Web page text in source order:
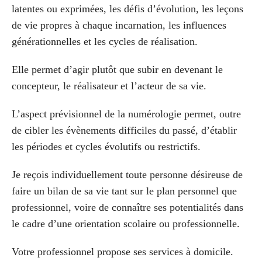
latentes ou exprimées, les défis d’évolution, les leçons
de vie propres à chaque incarnation, les influences
générationnelles et les cycles de réalisation.
Elle permet d’agir plutôt que subir en devenant le
concepteur, le réalisateur et l’acteur de sa vie.
L’aspect prévisionnel de la numérologie permet, outre
de cibler les évènements difficiles du passé, d’établir
les périodes et cycles évolutifs ou restrictifs.
Je reçois individuellement toute personne désireuse de
faire un bilan de sa vie tant sur le plan personnel que
professionnel, voire de connaître ses potentialités dans
le cadre d’une orientation scolaire ou professionnelle.
Votre professionnel propose ses services à domicile.